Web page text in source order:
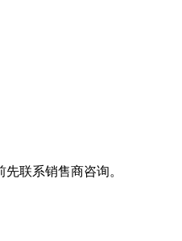
联系销售商咨询。